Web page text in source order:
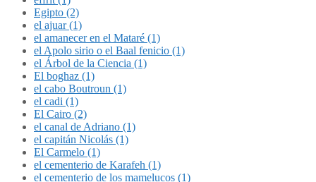
Egipto (2)
el ajuar (1)
el amanecer en el Mataré (1)
el Apolo sirio o el Baal fenicio (1)
el Árbol de la Ciencia (1)
El boghaz (1)
el cabo Boutroun (1)
el cadi (1)
El Cairo (2)
el canal de Adriano (1)
el capitán Nicolás (1)
El Carmelo (1)
el cementerio de Karafeh (1)
el cementerio de los mamelucos (1)